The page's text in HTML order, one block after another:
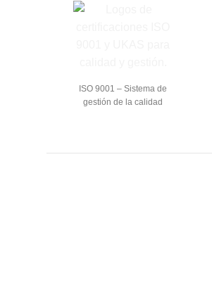
ISO 9001 – Sistema de
gestión de la calidad